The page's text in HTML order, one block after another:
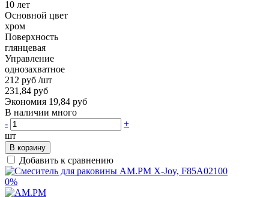
10 лет
Основной цвет
хром
Поверхность
глянцевая
Управление
однозахватное
212 руб /шт
231,84 руб
Экономия 19,84 руб
В наличии много
-
+
шт
В корзину
Добавить к сравнению
0%